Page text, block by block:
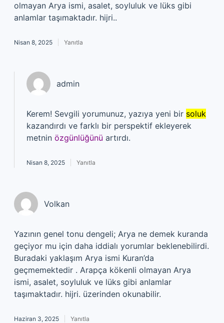
olmayan Arya ismi, asalet, soyluluk ve lüks gibi
anlamlar taşımaktadır. hijri..
Nisan 8, 2025 Yanıtla
admin
Kerem! Sevgili yorumunuz, yazıya yeni bir soluk
kazandırdı ve farklı bir perspektif ekleyerek
metnin özgünlüğünü artırdı.
Nisan 8, 2025 Yanıtla
Volkan
Yazının genel tonu dengeli; Arya ne demek kuranda
geçiyor mu için daha iddialı yorumlar beklenebilirdi.
Buradaki yaklaşım Arya ismi Kuran’da
geçmemektedir . Arapça kökenli olmayan Arya
ismi, asalet, soyluluk ve lüks gibi anlamlar
taşımaktadır. hijri. üzerinden okunabilir.
Haziran 3, 2025 Yanıtla